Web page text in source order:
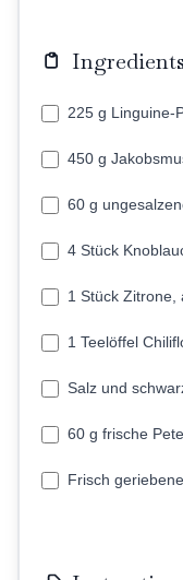
Ingredients
225 g Linguine-
450 g
60 g
4 Stück
1 Stück Zitrone,
1 Teelöffel
Salz und
60 g frische
Frisch